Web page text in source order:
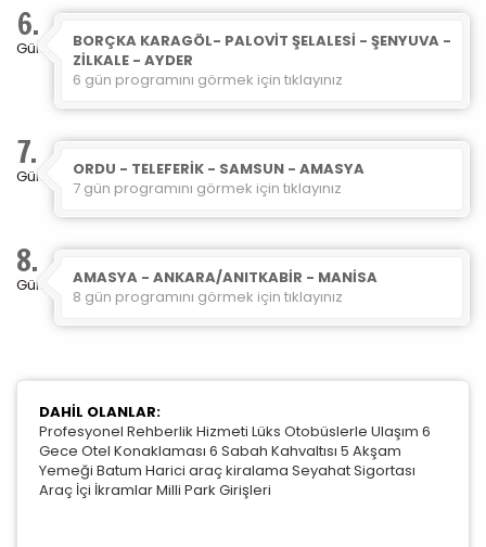
6.
Gün
BORÇKA KARAGÖL- PALOVİT ŞELALESİ - ŞENYUVA -
ZİLKALE - AYDER
6 gün programını görmek için tıklayınız
7.
Gün
ORDU - TELEFERİK - SAMSUN - AMASYA
7 gün programını görmek için tıklayınız
8.
Gün
AMASYA - ANKARA/ANITKABİR - MANİSA
8 gün programını görmek için tıklayınız
DAHİL OLANLAR:
Profesyonel Rehberlik Hizmeti Lüks Otobüslerle Ulaşım 6
Gece Otel Konaklaması 6 Sabah Kahvaltısı 5 Akşam
Yemeği Batum Harici araç kiralama Seyahat Sigortası
Araç İçi İkramlar Milli Park Girişleri